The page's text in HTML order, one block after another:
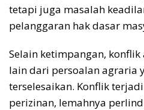
tetapi juga masalah
pelanggaran hak dasar
Selain ketimpangan,
lain dari persoalan agraria
terselesaikan. Konflik
perizinan, lemahnya